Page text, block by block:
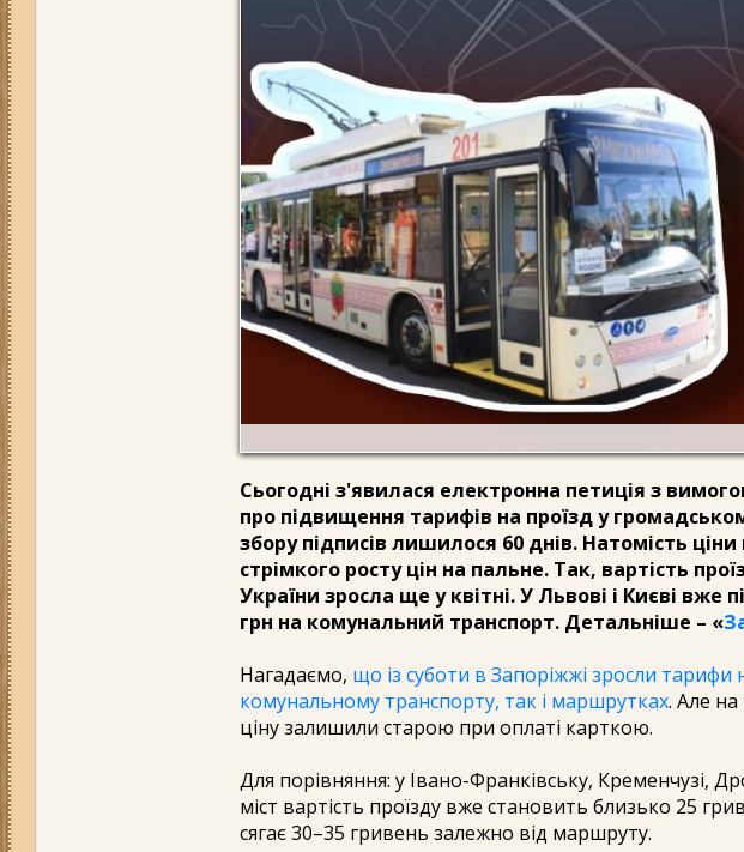
Сьогодні з'явилася електронна петиція з
про підвищення тарифів на проїзд у
збору підписів лишилося 60 днів. Натомість ціни
стрімкого росту цін на пальне. Так, вартість
України зросла ще у квітні. У Львові і Києві вже
грн на комунальний транспорт. Детальніше – «
Нагадаємо, що із суботи в Запоріжжі зросли тарифи
комунальному транспорту, так і маршрутках. Але
ціну залишили старою при оплаті карткою.
Для порівняння: у Івано-Франківську, Кременчузі,
міст вартість проїзду вже становить близько 25
сягає 30–35 гривень залежно від маршруту.